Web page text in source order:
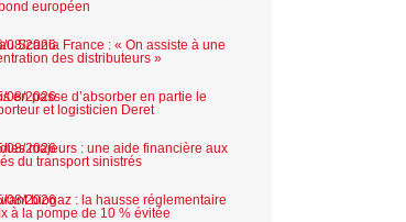
européen
08/2026
Scania France : « On assiste à une
des distributeurs »
08/2026
en passe d’absorber en partie le
et logisticien Deret
08/2026
majeurs : une aide financière aux
du transport sinistrés
08/2026biogaz : la hausse réglementaire
à la pompe de 10 % évitée